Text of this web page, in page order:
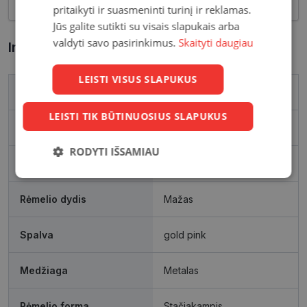
Informacija apie prekę
Prekės ženklas POLAROID
Išleidimo metai
Rėmelio dydis Mažas
Spalva gold pink
Medžiaga Metalas
pritaikyti ir suasmeninti turinį ir reklamas.
Jūs galite sutikti su visais slapukais arba
valdyti savo pasirinkimus. Skaityti daugiau
LEISTI VISUS SLAPUKUS
LEISTI TIK BŪTINUOSIUS SLAPUKUS
RODYTI IŠSAMIAU
Būtinieji
slapukai
Statistikos
Rinkodaros
Neklasifikuoti
slapukai